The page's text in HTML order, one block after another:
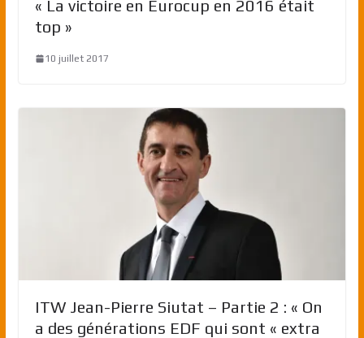
« La victoire en Eurocup en 2016 était
top »
10 juillet 2017
ITW Jean-Pierre Siutat – Partie 2 : « On
a des générations EDF qui sont « extra